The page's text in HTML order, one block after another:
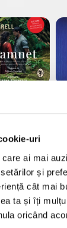
uri
ai mai
și
cât mai
ta și îți
oricând
se îmbracă de
la...
Weisberger